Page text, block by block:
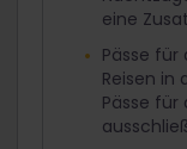
eine
Pässe für
Reisen in
Pässe für